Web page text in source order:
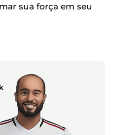
sua força em seu